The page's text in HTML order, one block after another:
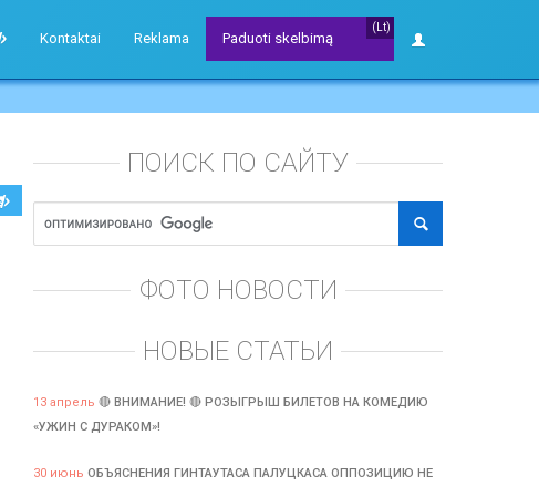
Kontaktai Reklama
(Lt)
Paduoti skelbimą
ПОИСК ПО САЙТУ
ФОТО НОВОСТИ
НОВЫЕ СТАТЬИ
13 апрель 🔴 ВНИМАНИЕ! 🔴 РОЗЫГРЫШ БИЛЕТОВ НА КОМЕДИЮ
«УЖИН С ДУРАКОМ»!
30 июнь ОБЪЯСНЕНИЯ ГИНТАУТАСА ПАЛУЦКАСА ОППОЗИЦИЮ НЕ